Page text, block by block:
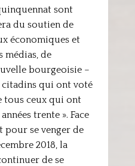
sont
du soutien de
économiques et
médias, de
bourgeoisie –
citadins qui ont voté
tous ceux qui ont
trente ». Face
pour se venger de
2018, la
de se